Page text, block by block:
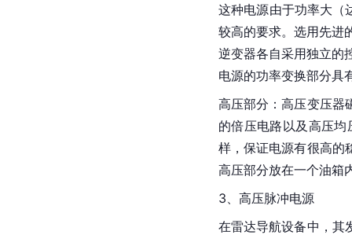
这种电源由于功率大
较高的要求。选用先进
逆变器各自采用独立的
电源的功率变换部分具
高压部分：高压变压器
的倍压电路以及高压
样，保证电源有很高的
高压部分放在一个油箱
3、高压脉冲电源
在雷达导航设备中，其